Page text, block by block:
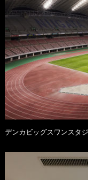
デンカビッグスワンスタ